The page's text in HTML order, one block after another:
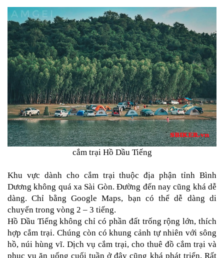
1
CẢNG
GIVI
ZR
ĐỒ
CHƠI
PHỤ
KIỆN
XSR
155
ÁO
GĂNG
TAY
MOTO
DƯỠNG
SÊN
BALO
cắm trại Hồ Dầu Tiếng
Khu vực dành cho cắm trại thuộc địa phận tỉnh Bình
Dương không quá xa Sài Gòn. Đường đến nay cũng khá dễ
dàng. Chỉ bằng Google Maps, bạn có thể dễ dàng di
chuyển trong vòng 2 – 3 tiếng.
Hồ Dầu Tiếng không chỉ có phần đất trống rộng lớn, thích
hợp cắm trại. Chúng còn có khung cảnh tự nhiên với sông
hồ, núi hùng vĩ. Dịch vụ cắm trại, cho thuê đồ cắm trại và
phục vụ ăn uống cuối tuần ở đây cũng khá phát triển. Rất